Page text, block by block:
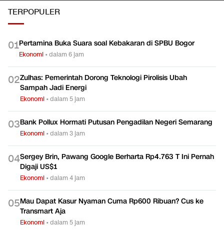
TERPOPULER
01Pertamina Buka Suara soal Kebakaran di SPBU Bogor
Ekonomi •dalam 6 jam
02Zulhas: Pemerintah Dorong Teknologi Pirolisis Ubah
Sampah Jadi Energi
Ekonomi •dalam 5 jam
03Bank Pollux Hormati Putusan Pengadilan Negeri Semarang
Ekonomi •dalam 3 jam
04Sergey Brin, Pawang Google Berharta Rp4.763 T Ini Pernah
Digaji US$1
Ekonomi •dalam 4 jam
05Mau Dapat Kasur Nyaman Cuma Rp600 Ribuan? Cus ke
Transmart Aja
Ekonomi •dalam 5 jam